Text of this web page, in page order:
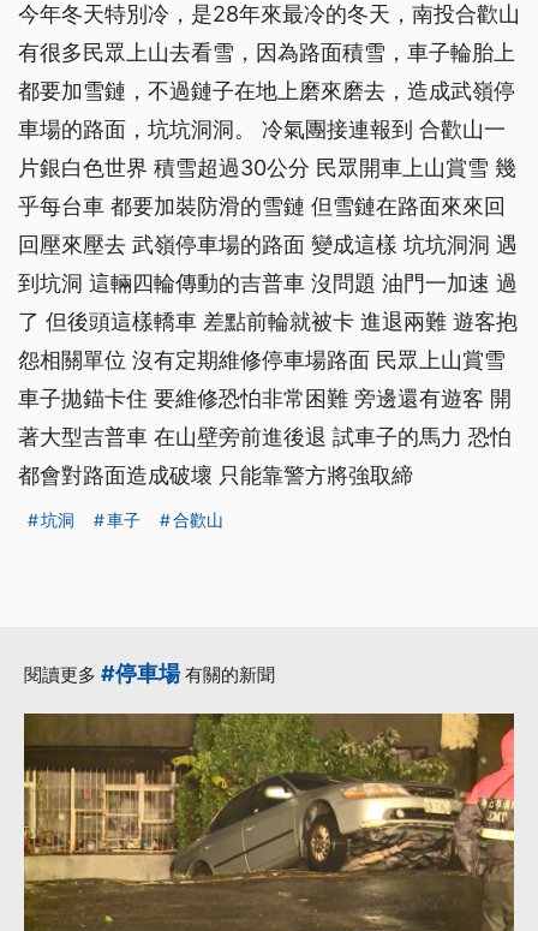
今年冬天特別冷，是28年來最冷的冬天，南投合歡山
有很多民眾上山去看雪，因為路面積雪，車子輪胎上
都要加雪鏈，不過鏈子在地上磨來磨去，造成武嶺停
車場的路面，坑坑洞洞。 冷氣團接連報到 合歡山一
片銀白色世界 積雪超過30公分 民眾開車上山賞雪 幾
乎每台車 都要加裝防滑的雪鏈 但雪鏈在路面來來回
回壓來壓去 武嶺停車場的路面 變成這樣 坑坑洞洞 遇
到坑洞 這輛四輪傳動的吉普車 沒問題 油門一加速 過
了 但後頭這樣轎車 差點前輪就被卡 進退兩難 遊客抱
怨相關單位 沒有定期維修停車場路面 民眾上山賞雪
車子拋錨卡住 要維修恐怕非常困難 旁邊還有遊客 開
著大型吉普車 在山壁旁前進後退 試車子的馬力 恐怕
都會對路面造成破壞 只能靠警方將強取締
坑洞 車子 合歡山
閱讀更多 #停車場有關的新聞